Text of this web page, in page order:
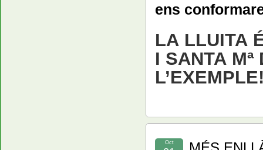
ens
LA LLUITA
I SANTA Mª
Oct